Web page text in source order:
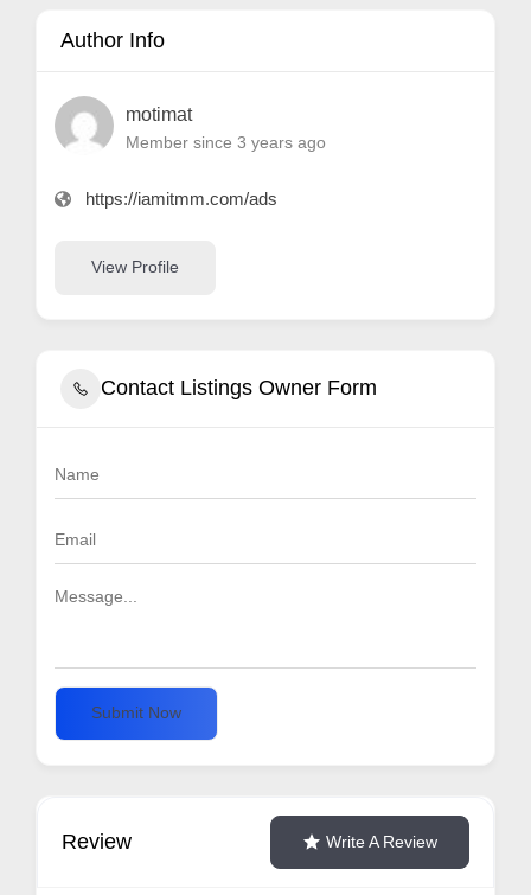
Author Info
motimat
Member since 3 years ago
https://iamitmm.com/ads
View Profile
Contact Listings Owner Form
Submit Now
Review Write A Review